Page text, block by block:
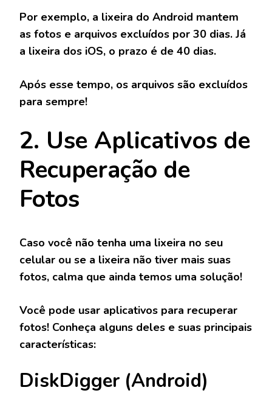
Por exemplo, a lixeira do Android mantem
as fotos e arquivos excluídos por 30 dias. Já
a lixeira dos iOS, o prazo é de 40 dias.
Após esse tempo, os arquivos são excluídos
para sempre!
2. Use Aplicativos de
Recuperação de
Fotos
Caso você não tenha uma lixeira no seu
celular ou se a lixeira não tiver mais suas
fotos, calma que ainda temos uma solução!
Você pode usar aplicativos para recuperar
fotos! Conheça alguns deles e suas principais
características:
DiskDigger (Android)